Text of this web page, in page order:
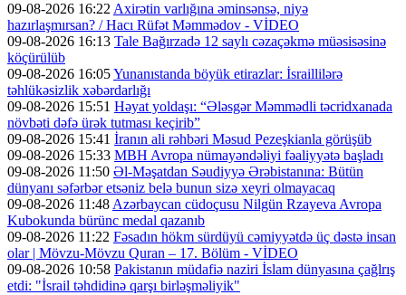
09-08-2026 16:22 Axirətin varlığına əminsənsə, niyə
hazırlaşmırsan? / Hacı Rüfət Məmmədov - VİDEO
09-08-2026 16:13 Tale Bağırzadə 12 saylı cəzaçəkmə müəsisəsinə
köçürülüb
09-08-2026 16:05Yunanıstanda böyük etirazlar: İsraillilərə
təhlükəsizlik xəbərdarlığı
09-08-2026 15:51 Həyat yoldaşı: “Ələsgər Məmmədli təcridxanada
növbəti dəfə ürək tutması keçirib”
09-08-2026 15:41 İranın ali rəhbəri Məsud Pezeşkianla görüşüb
09-08-2026 15:33 MBH Avropa nümayəndəliyi fəaliyyətə başladı
09-08-2026 11:50 Əl-Məşatdan Səudiyyə Ərəbistanına: Bütün
dünyanı səfərbər etsəniz belə bunun sizə xeyri olmayacaq
09-08-2026 11:48 Azərbaycan cüdoçusu Nilgün Rzayeva Avropa
Kubokunda bürünc medal qazanıb
09-08-2026 11:22 Fəsadın hökm sürdüyü cəmiyyətdə üç dəstə insan
olar | Mövzu-Mövzu Quran – 17. Bölüm - VİDEO
09-08-2026 10:58 Pakistanın müdafiə naziri İslam dünyasına çağlrış
etdi: "İsrail təhdidinə qarşı birləşməliyik"